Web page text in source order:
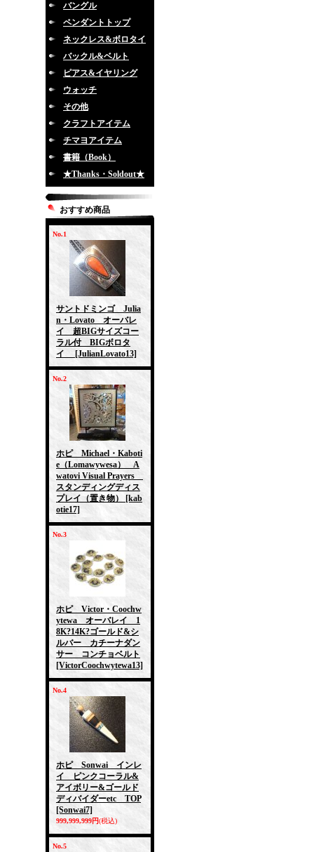
バングル
ペンダントトップ
ネックレス&ボロタイ
バックル&ベルト
ピアス&イヤリング
ウォッチ
その他
クラフトアイテム
チマヨアイテム
書籍（Book）
★Thanks・Soldout★
おすすめ商品
No.1
サントドミンゴ Julia
n・Lovato オーバレ
イ 超BIGサイズコー
ラル付 BIGボロタ
イ
[JulianLovato13]
No.2
ホピ Michael・Kaboti
e（Lomawywesa） A
watovi Visual Prayers
スタンディングディス
プレイ（置き物）
[kab
otie17]
No.3
ホピ Victor・Coochw
ytewa オーバレイ 1
8K?14K?ゴールド&シ
ルバー カチーナダン
サー コンチョベルト
[VictorCoochwytewa13]
No.4
ホピ Sonwai インレ
イ ピンクコーラル&
アイボリー&ゴールド
ディバイダーetc TOP
[Sonwai7]
999,999,999円(税込)
No.5